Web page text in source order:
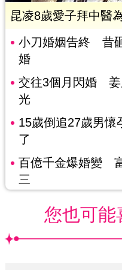
昆凌8歲愛子拜中醫
小刀婚姻告終 昔
婚
交往3個月閃婚 姜
光
15歲倒追27歲男懷
了
百億千金爆婚變
三
您也可能